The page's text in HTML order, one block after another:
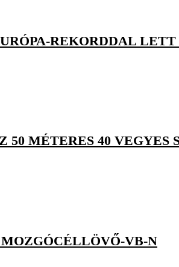
REKORDDAL
50 MÉTERES 40 VEGYES
VB-N